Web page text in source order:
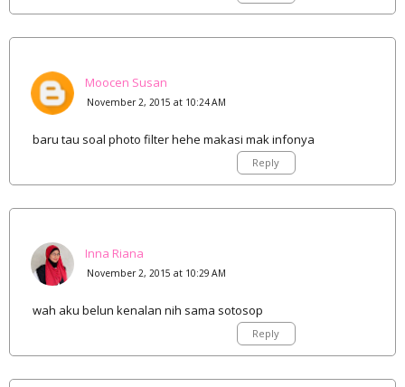
Moocen Susan
November 2, 2015 at 10:24 AM
baru tau soal photo filter hehe makasi mak infonya
Reply
Inna Riana
November 2, 2015 at 10:29 AM
wah aku belun kenalan nih sama sotosop
Reply